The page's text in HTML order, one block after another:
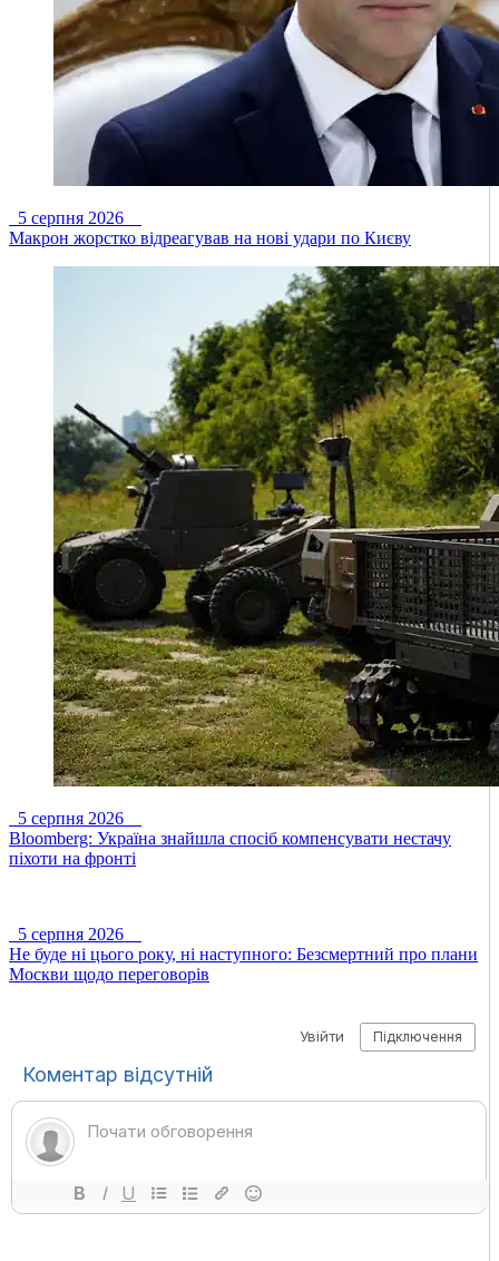
5 серпня 2026
Макрон жорстко відреагував на нові удари по Києву
5 серпня 2026
Bloomberg: Україна знайшла спосіб компенсувати нестачу
піхоти на фронті
5 серпня 2026
Не буде ні цього року, ні наступного: Безсмертний про плани
Москви щодо переговорів